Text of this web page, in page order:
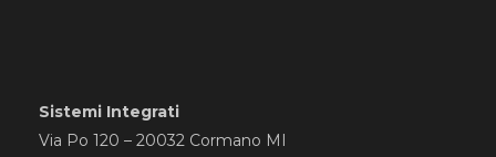
Sistemi Integrati
Via Po 120 – 20032 Cormano MI